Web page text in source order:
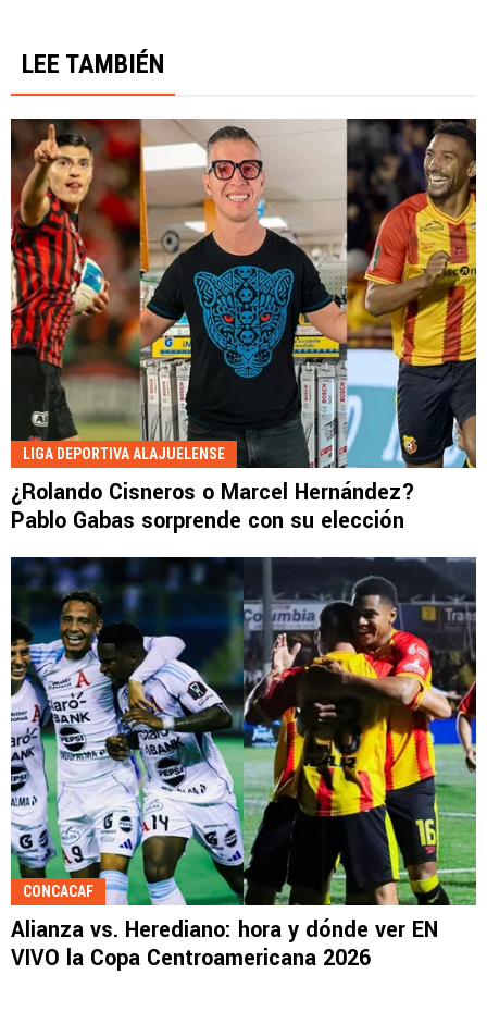
LEE TAMBIÉN
LIGA DEPORTIVA ALAJUELENSE
¿Rolando Cisneros o Marcel Hernández?
Pablo Gabas sorprende con su elección
CONCACAF
Alianza vs. Herediano: hora y dónde ver EN
VIVO la Copa Centroamericana 2026